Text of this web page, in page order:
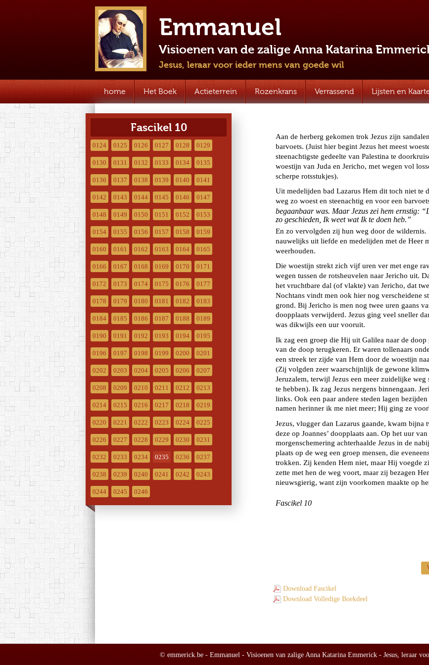
Emmanuel
Visioenen van de zalige Anna Katarina
Jesus, leraar voor ieder mens van goede wil
home Het Boek Actieterrein Rozenkrans Verrassend Lijsten en
Fascikel 10
0124 0125 0126 0127 0128 0129
0130 0131 0132 0133 0134 0135
0136 0137 0138 0139 0140 0141
0142 0143 0144 0145 0146 0147
0148 0149 0150 0151 0152 0153
0154 0155 0156 0157 0158 0159
0160 0161 0162 0163 0164 0165
0166 0167 0168 0169 0170 0171
0172 0173 0174 0175 0176 0177
0178 0179 0180 0181 0182 0183
0184 0185 0186 0187 0188 0189
0190 0191 0192 0193 0194 0195
0196 0197 0198 0199 0200 0201
0202 0203 0204 0205 0206 0207
0208 0209 0210 0211 0212 0213
0214 0215 0216 0217 0218 0219
0220 0221 0222 0223 0224 0225
0226 0227 0228 0229 0230 0231
0232 0233 0234 0235 0236 0237
0238 0239 0240 0241 0242 0243
0244 0245 0246
Download Fascikel
Download Volledige Boekdeel
© emmerick.be - Emmanuel - Visioenen van zalige Anna Katarina Emmerick - Jesus, leraar